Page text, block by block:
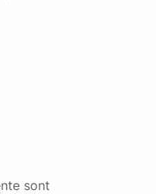
sont